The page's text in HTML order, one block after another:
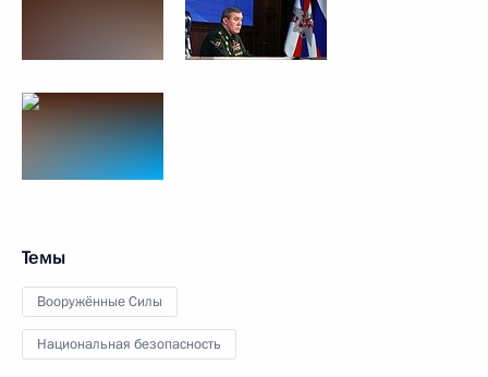
Темы
Вооружённые Силы
Национальная безопасность